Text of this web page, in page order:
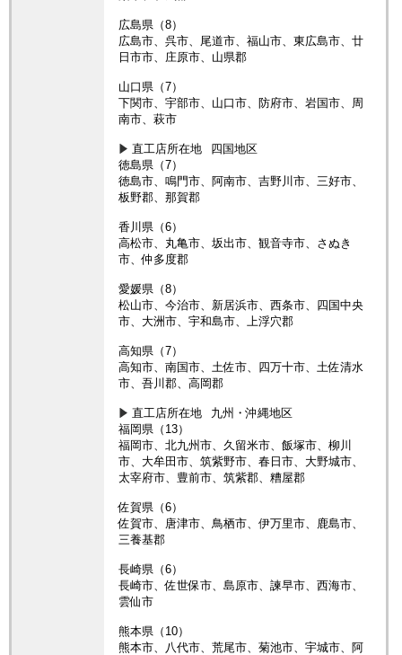
広島県（8）
広島市、呉市、尾道市、福山市、東広島市、廿
日市市、庄原市、山県郡
山口県（7）
下関市、宇部市、山口市、防府市、岩国市、周
南市、萩市
直工店所在地
四国地区
徳島県（7）
徳島市、鳴門市、阿南市、吉野川市、三好市、
板野郡、那賀郡
香川県（6）
高松市、丸亀市、坂出市、観音寺市、さぬき
市、仲多度郡
愛媛県（8）
松山市、今治市、新居浜市、西条市、四国中央
市、大洲市、宇和島市、上浮穴郡
高知県（7）
高知市、南国市、土佐市、四万十市、土佐清水
市、吾川郡、高岡郡
直工店所在地
九州・沖縄地区
福岡県（13）
福岡市、北九州市、久留米市、飯塚市、柳川
市、大牟田市、筑紫野市、春日市、大野城市、
太宰府市、豊前市、筑紫郡、糟屋郡
佐賀県（6）
佐賀市、唐津市、鳥栖市、伊万里市、鹿島市、
三養基郡
長崎県（6）
長崎市、佐世保市、島原市、諫早市、西海市、
雲仙市
熊本県（10）
熊本市、八代市、荒尾市、菊池市、宇城市、阿